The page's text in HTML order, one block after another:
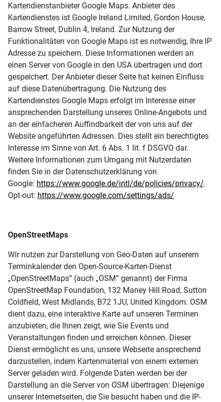
Kartendienstanbieter Google Maps. Anbieter des
Kartendienstes ist Google Ireland Limited, Gordon House,
Barrow Street, Dublin 4, Ireland. Zur Nutzung der
Funktionalitäten von Google Maps ist es notwendig, Ihre IP
Adresse zu speichern. Diese Informationen werden an
einen Server von Google in den USA übertragen und dort
gespeichert. Der Anbieter dieser Seite hat keinen Einfluss
auf diese Datenübertragung. Die Nutzung des
Kartendienstes Google Maps erfolgt im Interesse einer
ansprechenden Darstellung unseres Online-Angebots und
an der einfacheren Auffindbarkeit der von uns auf der
Website angeführten Adressen. Dies stellt ein berechtigtes
Interesse im Sinne von Art. 6 Abs. 1 lit. f DSGVO dar.
Weitere Informationen zum Umgang mit Nutzerdaten
finden Sie in der Datenschutzerklärung von
Google: https://www.google.de/intl/de/policies/privacy/.
Opt-out: https://www.google.com/settings/ads/
OpenStreetMaps
Wir nutzen zur Darstellung von Geo-Daten auf unserem
Terminkalender den Open-Source-Karten-Dienst
„OpenStreetMaps“ (auch „OSM“ genannt) der Firma
OpenStreetMap Foundation, 132 Maney Hill Road, Sutton
Coldfield, West Midlands, B72 1JU, United Kingdom. OSM
dient dazu, eine interaktive Karte auf unseren Terminen
anzubieten, die Ihnen zeigt, wie Sie Events und
Veranstaltungen finden und erreichen können. Dieser
Dienst ermöglicht es uns, unsere Webseite ansprechend
darzustellen, indem Kartenmaterial von einem externen
Server geladen wird. Folgende Daten werden bei der
Darstellung an die Server von OSM übertragen: Diejenige
unserer Internetseiten, die Sie besucht haben und die IP-